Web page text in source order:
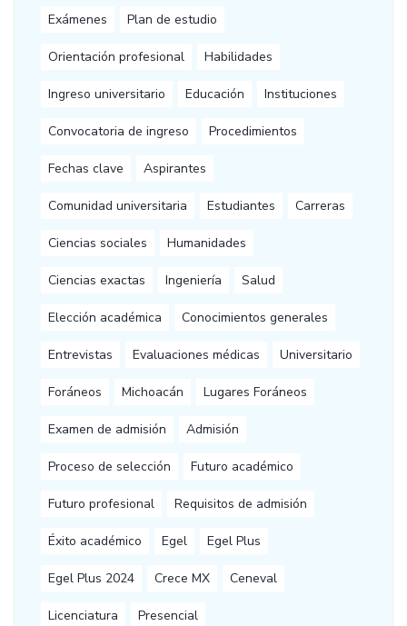
Exámenes Plan de estudio
Orientación profesional Habilidades
Ingreso universitario Educación Instituciones
Convocatoria de ingreso Procedimientos
Fechas clave Aspirantes
Comunidad universitaria Estudiantes Carreras
Ciencias sociales Humanidades
Ciencias exactas Ingeniería Salud
Elección académica Conocimientos generales
Entrevistas Evaluaciones médicas Universitario
Foráneos Michoacán Lugares Foráneos
Examen de admisión Admisión
Proceso de selección Futuro académico
Futuro profesional Requisitos de admisión
Éxito académico Egel Egel Plus
Egel Plus 2024 Crece MX Ceneval
Licenciatura Presencial